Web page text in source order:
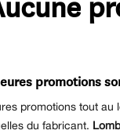
promotions
promotions tout
du fabricant.